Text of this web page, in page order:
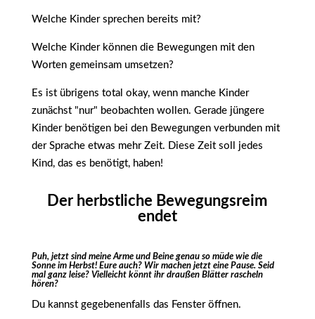
Welche Kinder sprechen bereits mit?
Welche Kinder können die Bewegungen mit den
Worten gemeinsam umsetzen?
Es ist übrigens total okay, wenn manche Kinder
zunächst "nur" beobachten wollen. Gerade jüngere
Kinder benötigen bei den Bewegungen verbunden mit
der Sprache etwas mehr Zeit. Diese Zeit soll jedes
Kind, das es benötigt, haben!
Der herbstliche Bewegungsreim
endet
Puh, jetzt sind meine Arme und Beine genau so müde wie die
Sonne im Herbst! Eure auch? Wir machen jetzt eine Pause. Seid
mal ganz leise? Vielleicht könnt ihr draußen Blätter rascheln
hören?
Du kannst gegebenenfalls das Fenster öffnen.